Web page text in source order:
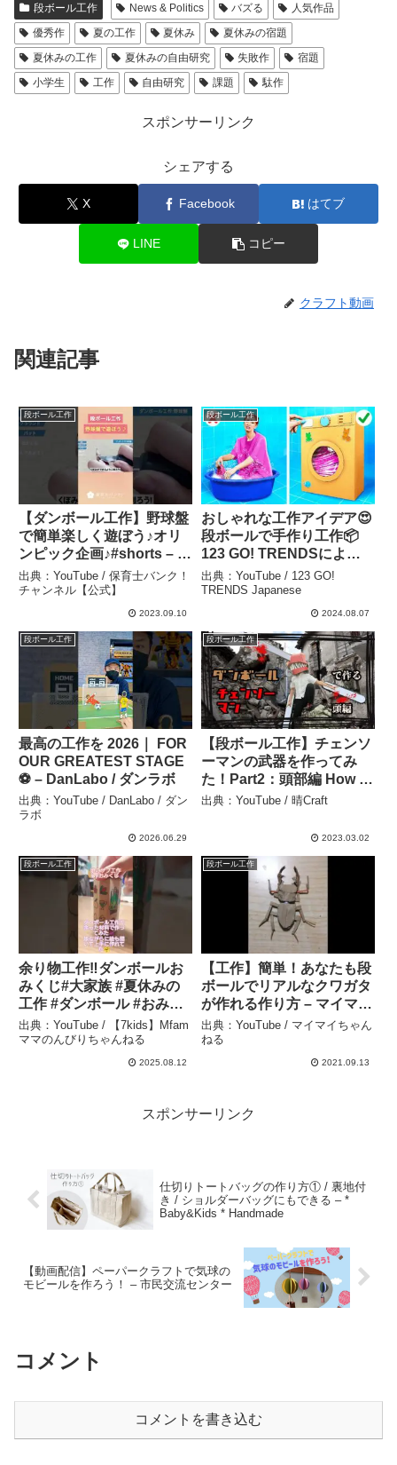
段ボール工作 News & Politics バズる
人気作品
優秀作
夏の工作 夏休み
夏休みの宿題
夏休みの工作
夏休みの自由研究 失敗作
宿題
小学生
工作 自由研究 課題 駄作
スポンサーリンク
シェアする
X Facebook はてブ
LINE コピー
クラフト動画
関連記事
段ボール工作
【ダンボール工作】野球盤
で簡単楽しく遊ぼう♪オリ
ンピック企画♪#shorts – 保
育士バンク！チャンネル
【公式】
出典：YouTube / 保育士バンク！
チャンネル【公式】
2023.09.10
段ボール工作
おしゃれな工作アイデア😍
段ボールで手作り工作📦
123 GO! TRENDSによる
お絵かきチャレンジ – 123
GO! TRENDS Japanese
出典：YouTube / 123 GO!
TRENDS Japanese
2024.08.07
段ボール工作
最高の工作を 2026｜ FOR
OUR GREATEST STAGE
⚽️ – DanLabo / ダンラボ
出典：YouTube / DanLabo / ダン
ラボ
2026.06.29
段ボール工作
【段ボール工作】チェンソ
ーマンの武器を作ってみ
た！Part2：頭部編 How to
make Chainsawman Part
出典：YouTube / 晴Craft
2023.03.02
段ボール工作
余り物工作‼️ダンボールお
みくじ#大家族 #夏休みの
工作 #ダンボール #おみく
じ #簡単 #小学生#女子 #サ
ブ工作#shorts –
【7kids】Mfamママのんび
出典：YouTube / 【7kids】Mfam
ママのんびりちゃんねる
2025.08.12
段ボール工作
【工作】簡単！あなたも段
ボールでリアルなクワガタ
が作れる作り方 – マイマイ
ちゃんねる
出典：YouTube / マイマイちゃん
ねる
2021.09.13
スポンサーリンク
仕切りトートバッグの作り方① / 裏地付
き / ショルダーバッグにもできる – *
Baby&Kids * Handmade
【動画配信】ペーパークラフトで気球の
モビールを作ろう！ – 市民交流センター
コメント
コメントを書き込む